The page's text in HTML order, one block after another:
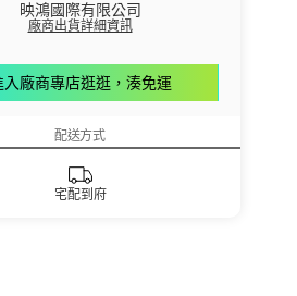
映鴻國際有限公司
廠商出貨詳細資訊
入廠商專店逛逛，湊免運
配送方式
宅配到府